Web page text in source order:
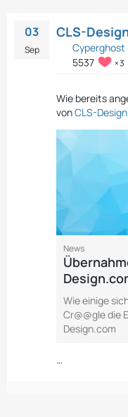
03
Sep
CLS-
Cyperghost
5537
3
Wie bereits
vonCLS-
News
Wie einige
Cr@@gle die
Design.com
…